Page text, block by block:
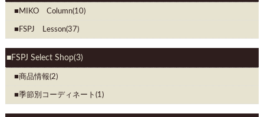
MIKO Column(10)
FSPJ Lesson(37)
FSPJ Select Shop(3)
商品情報(2)
季節別コーディネート(1)